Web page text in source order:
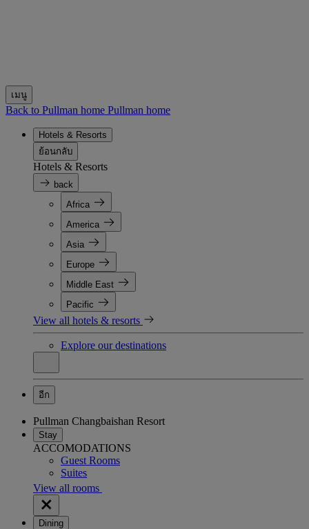
เมนู
Back to Pullman home Pullman home
Hotels & Resorts
ย้อนกลับ
Hotels & Resorts
back
Africa
America
Asia
Europe
Middle East
Pacific
View all hotels & resorts
Explore our destinations
อีก
Pullman Changbaishan Resort
Stay
ACCOMODATIONS
Guest Rooms
Suites
View all rooms
Dining